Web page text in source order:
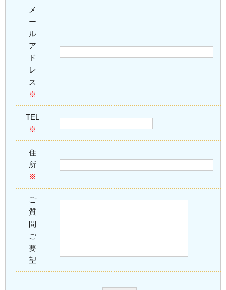
メ
ー
ル
ア
ド
レ
ス
※
TEL
※
住
所
※
ご
質
問
ご
要
望